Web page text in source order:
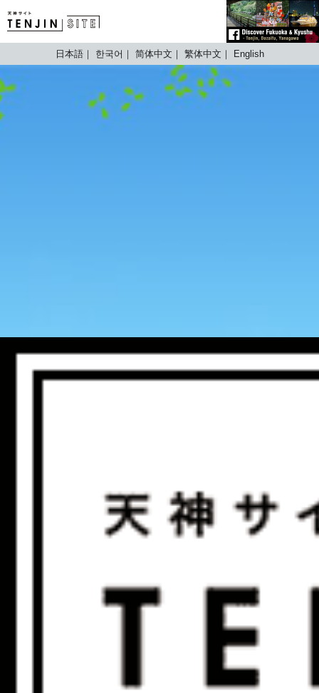
TENJIN SITE
日本語 한국어 简体中文 繁体中文 English